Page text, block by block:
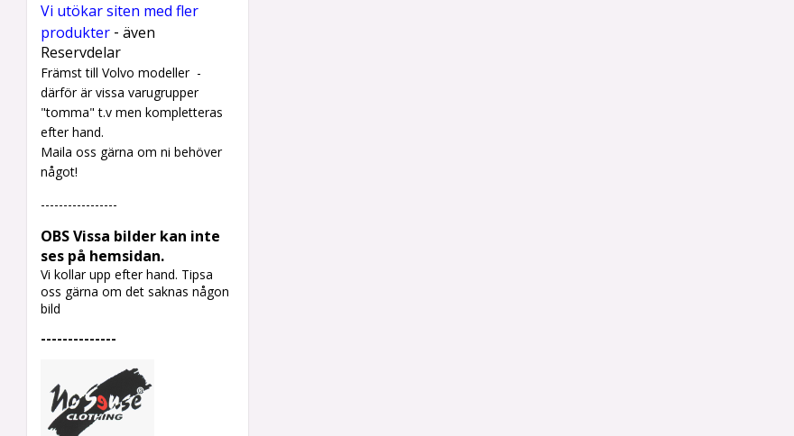
Vi utökar siten med fler
produkter - även
Reservdelar
Främst till Volvo modeller -
därför är vissa varugrupper
"tomma" t.v men kompletteras
efter hand.
Maila oss gärna om ni behöver
något!
-----------------
OBS Vissa bilder kan inte
ses på hemsidan.
Vi kollar upp efter hand. Tipsa
oss gärna om det saknas någon
bild
--------------